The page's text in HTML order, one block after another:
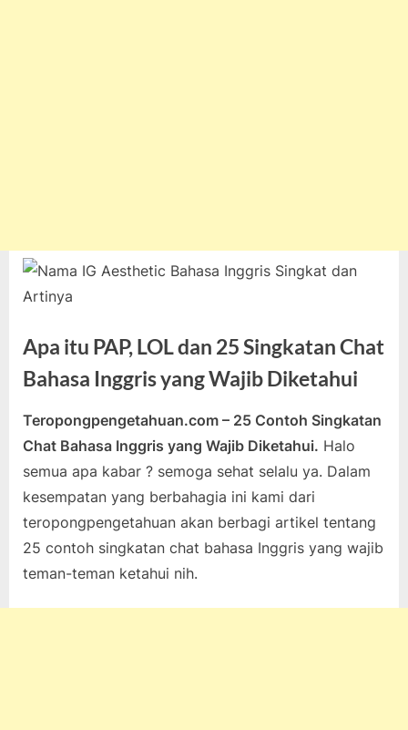
Apa itu PAP, LOL dan 25 Singkatan Chat
Bahasa Inggris yang Wajib Diketahui
Posted
on
12,
2024
komentarpada
Apa
itu
PAP,
25
Teropongpengetahuan.com – 25 Contoh Singkatan
Chat Bahasa Inggris yang Wajib Diketahui. Halo
semua apa kabar ? semoga sehat selalu ya. Dalam
kesempatan yang berbahagia ini kami dari
teropongpengetahuan akan berbagi artikel tentang
25 contoh singkatan chat bahasa Inggris yang wajib
teman-teman ketahui nih.